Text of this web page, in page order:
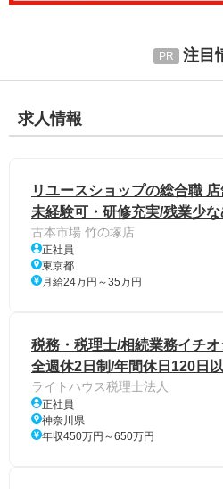
注目
求人情報
リユースショップの総合職
未経験可・研修充実/残業少
古本市場 竹の塚店
正社員
東京都
月給24万円～35万円
税務・税理士/相続業務イチ
全週休2日制/年間休日120日
ライトハウス税理士法人
正社員
神奈川県
年収450万円～650万円